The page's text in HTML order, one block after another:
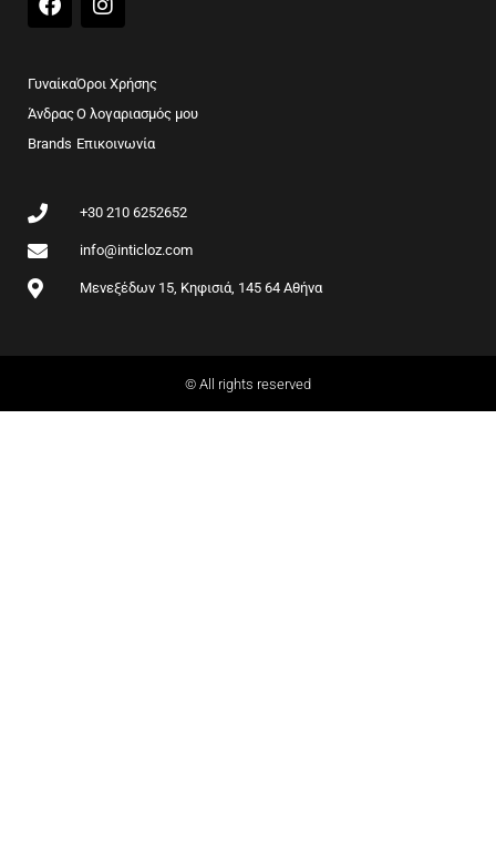
a
b
o
o
k
n
a
g
r
a
Γυναίκα
Άνδρας
Brands
Όροι Χρήσης
Ο λογαριασμός μου
Επικοινωνία
+30 210 6252652
info@inticloz.com
Μενεξέδων 15, Κηφισιά, 145 64 Αθήνα
© All rights reserved